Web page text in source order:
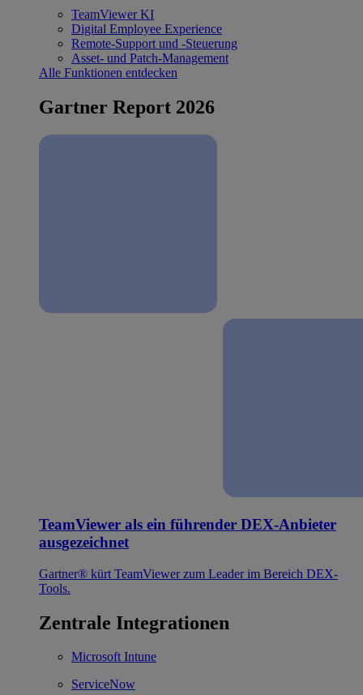
TeamViewer KI
Digital Employee Experience
Remote-Support und -Steuerung
Asset- und Patch-Management
Alle Funktionen entdecken
Gartner Report 2026
TeamViewer als ein führender DEX-Anbieter
ausgezeichnet
Gartner® kürt TeamViewer zum Leader im Bereich DEX-
Tools.
Zentrale Integrationen
Microsoft Intune
ServiceNow